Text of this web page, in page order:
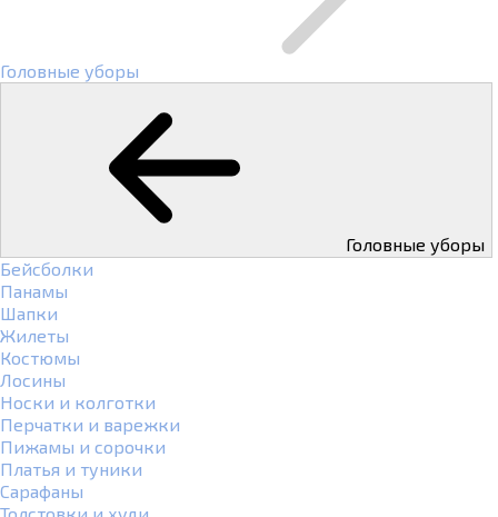
Головные уборы
Головные уборы
Бейсболки
Панамы
Шапки
Жилеты
Костюмы
Лосины
Носки и колготки
Перчатки и варежки
Пижамы и сорочки
Платья и туники
Сарафаны